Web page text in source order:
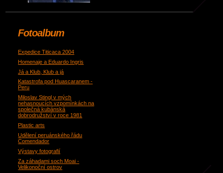
Fotoalbum
Expedice Titicaca 2004
Homenaje a Eduardo Ingris
Já a Klub, Klub a já
Katastrofa pod Huascaranem -
Peru
Miloslav Stingl v mých
nehasnoucích vzpomínkách na
společná kubánská
dobrodružství v roce 1981
Plastic arts
Udělení peruánského řádu
Comendador
Výstavy fotografií
Za záhadami soch Moai -
Velikonoční ostrov